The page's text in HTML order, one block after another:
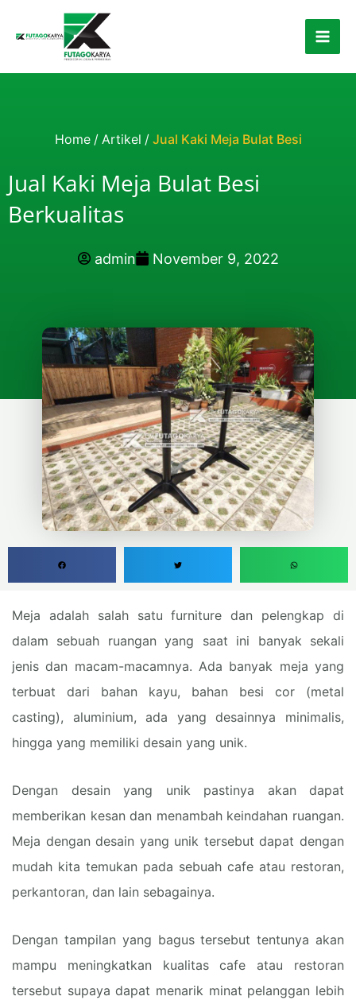
Skip to content
Home / Artikel / Jual Kaki Meja Bulat Besi
Jual Kaki Meja Bulat Besi
Berkualitas
admin November 9, 2022
Meja adalah salah satu furniture dan pelengkap di
dalam sebuah ruangan yang saat ini banyak sekali
jenis dan macam-macamnya. Ada banyak meja yang
terbuat dari bahan kayu, bahan besi cor (metal
casting), aluminium, ada yang desainnya minimalis,
hingga yang memiliki desain yang unik.
Dengan desain yang unik pastinya akan dapat
memberikan kesan dan menambah keindahan ruangan.
Meja dengan desain yang unik tersebut dapat dengan
mudah kita temukan pada sebuah cafe atau restoran,
perkantoran, dan lain sebagainya.
Dengan tampilan yang bagus tersebut tentunya akan
mampu meningkatkan kualitas cafe atau restoran
tersebut supaya dapat menarik minat pelanggan lebih